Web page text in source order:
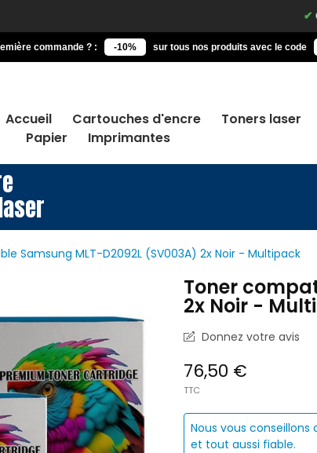
commande ? : -10% sur tous nos produits avec le code
Accueil Cartouches d'encre
Toners laser
Papier
Imprimantes
Samsung MLT-D2092L (SV003A) 2x Noir - Multipack
Toner
2x Noir -
Donnez votre avis
76,50 €
TTC
Nous vous
et tout aussi fiable.